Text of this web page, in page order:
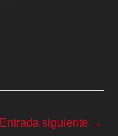
Entrada siguiente →